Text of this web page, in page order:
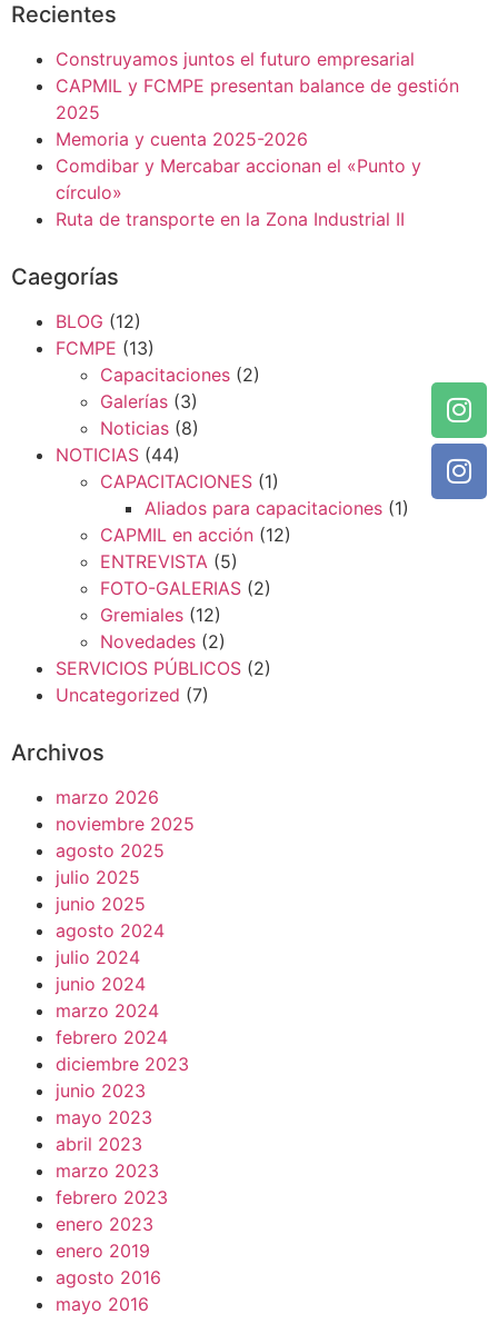
Recientes
Construyamos juntos el futuro empresarial
CAPMIL y FCMPE presentan balance de gestión
2025
Memoria y cuenta 2025-2026
Comdibar y Mercabar accionan el «Punto y
círculo»
Ruta de transporte en la Zona Industrial II
Caegorías
BLOG (12)
FCMPE (13)
Capacitaciones (2)
Galerías (3)
Noticias (8)
NOTICIAS (44)
CAPACITACIONES (1)
Aliados para capacitaciones (1)
CAPMIL en acción (12)
ENTREVISTA (5)
FOTO-GALERIAS (2)
Gremiales (12)
Novedades (2)
SERVICIOS PÚBLICOS (2)
Uncategorized (7)
Archivos
marzo 2026
noviembre 2025
agosto 2025
julio 2025
junio 2025
agosto 2024
julio 2024
junio 2024
marzo 2024
febrero 2024
diciembre 2023
junio 2023
mayo 2023
abril 2023
marzo 2023
febrero 2023
enero 2023
enero 2019
agosto 2016
mayo 2016